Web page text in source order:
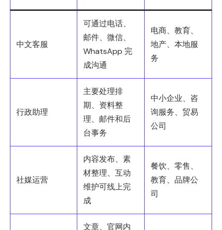
中文客服
可通过电话、
邮件、微信、
WhatsApp 完
成沟通
电商、教育、
地产、本地服
务
行政助理
主要处理排
期、资料整
理、邮件和后
台事务
中小企业、咨
询服务、贸易
公司
社媒运营
内容发布、素
材整理、互动
维护可线上完
成
餐饮、零售、
教育、品牌公
司
文章、官网内